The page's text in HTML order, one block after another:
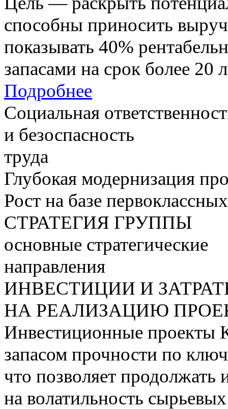
способны приносить
показывать 40%
запасами на срок более 20
Подробнее
Социальная
и безоспасность
труда
Глубокая модернизация
Рост на базе
СТРАТЕГИЯ ГРУППЫ
основные стратегические
направления
ИНВЕСТИЦИИ И
НА РЕАЛИЗАЦИЮ
Инвестиционные проекты
запасом прочности по
что позволяет продолжать
на волатильность